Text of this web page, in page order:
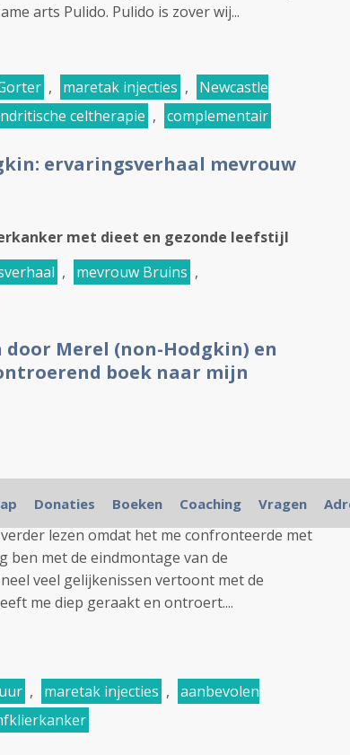
arts Pulido. Pulido is zover wij...
, maretak injecties ,
Newcastle
celtherapie , complementair
ervaringsverhaal mevrouw
met dieet en gezonde leefstijl
, mevrouw Bruins ,
door Merel (non-Hodgkin) en
boek naar mijn
MEER toegestuurd omdat een gedeelte
onze Stichting. Ik heb de afgelopen
lezen omdat het me confronteerde met
ben met de eindmontage van de
veel gelijkenissen vertoont met de
me diep geraakt en ontroert....
, maretak injecties , aanbevolen
Donaties Boeken Coaching Vragen